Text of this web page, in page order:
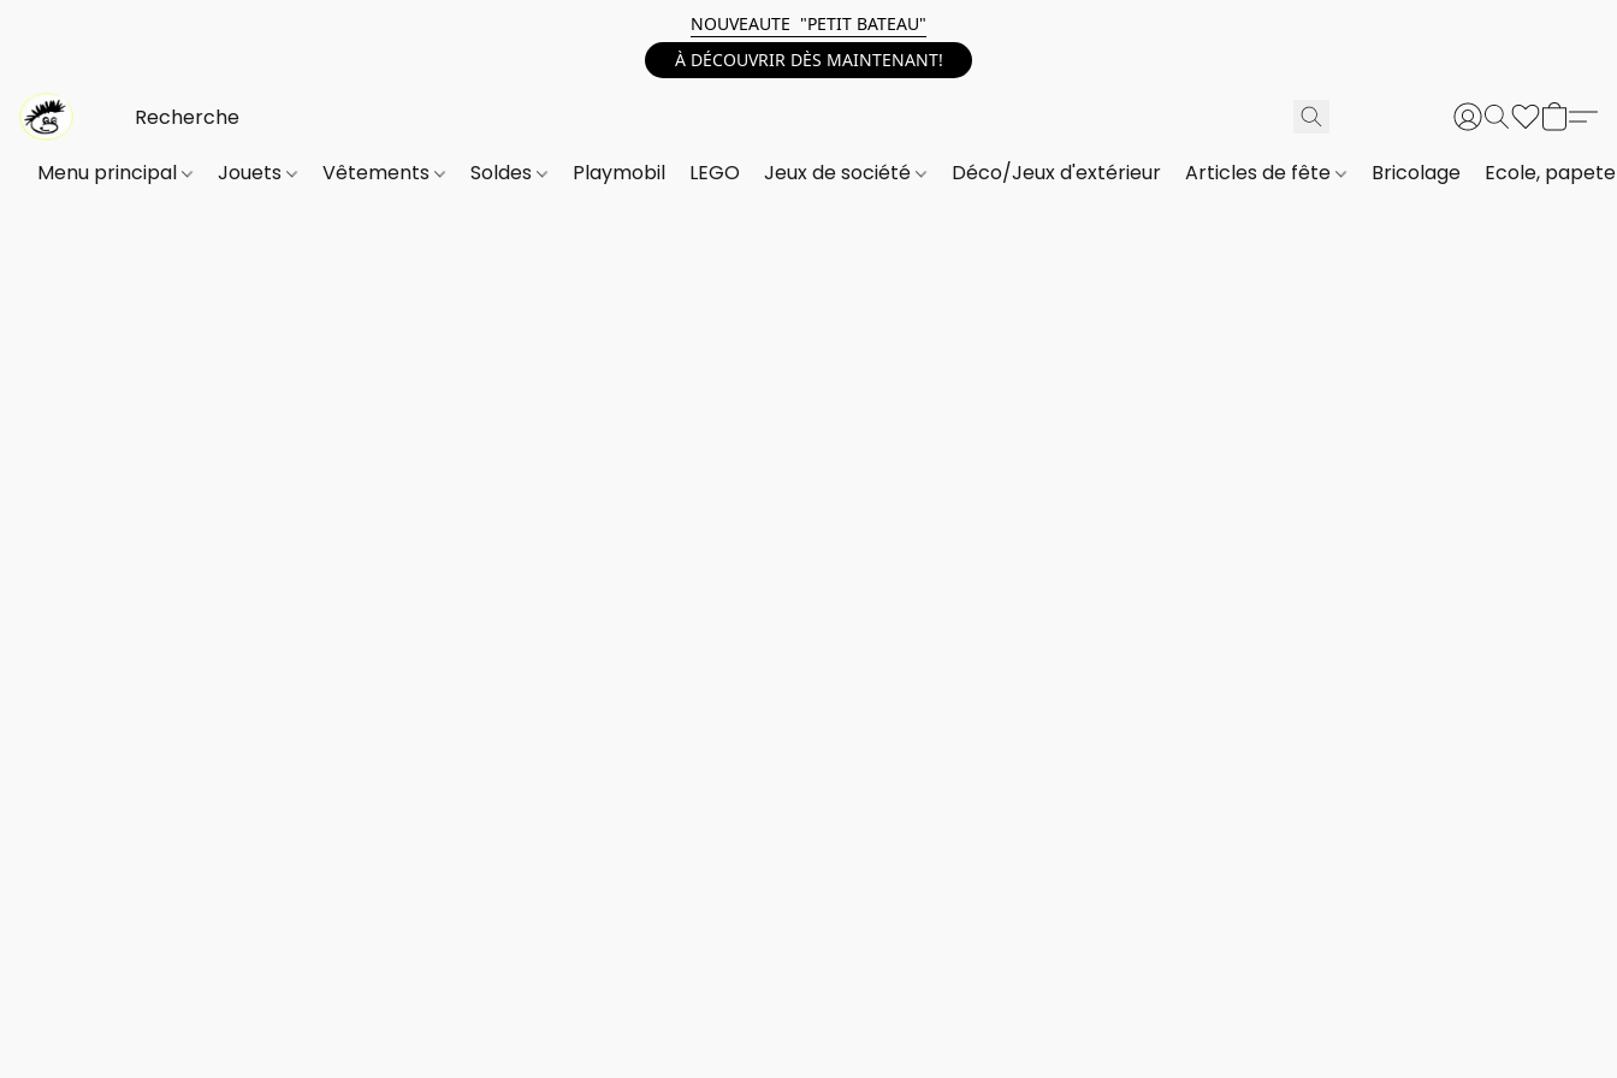
NOUVEAUTE "PETIT BATEAU"
À DÉCOUVRIR DÈS MAINTENANT!
Menu principal Jouets Vêtements Soldes Playmobil LEGO Jeux de société Déco/Jeux d'extérieur Articles de fête Bricolage Ecole,